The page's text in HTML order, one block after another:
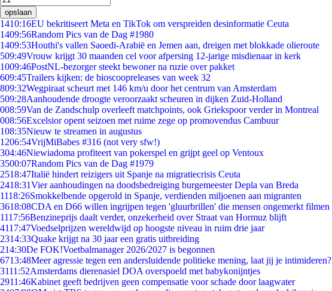
opslaan
1410:16EU bekritiseert Meta en TikTok om verspreiden desinformatie Ceuta
1409:56Random Pics van de Dag #1980
1409:53Houthi's vallen Saoedi-Arabië en Jemen aan, dreigen met blokkade olieroute
509:49Vrouw krijgt 30 maanden cel voor afpersing 12-jarige misdienaar in kerk
1009:46PostNL-bezorger steekt bewoner na ruzie over pakket
609:45Trailers kijken: de bioscoopreleases van week 32
809:32Wegpiraat scheurt met 146 km/u door het centrum van Amsterdam
509:28Aanhoudende droogte veroorzaakt scheuren in dijken Zuid-Holland
008:59Van de Zandschulp overleeft matchpoints, ook Griekspoor verder in Montreal
008:56Excelsior opent seizoen met ruime zege op promovendus Cambuur
108:35Nieuw te streamen in augustus
1206:54VrijMiBabes #316 (not very sfw!)
304:46Niewiadoma profiteert van pokerspel en grijpt geel op Ventoux
3500:07Random Pics van de Dag #1979
2518:47Italië hindert reizigers uit Spanje na migratiecrisis Ceuta
2418:31Vier aanhoudingen na doodsbedreiging burgemeester Depla van Breda
1118:26Smokkelbende opgerold in Spanje, verdienden miljoenen aan migranten
3618:08CDA en D66 willen ingrijpen tegen 'gluurbrillen' die mensen ongemerkt filmen
1117:56Benzineprijs daalt verder, onzekerheid over Straat van Hormuz blijft
4117:47Voedselprijzen wereldwijd op hoogste niveau in ruim drie jaar
2314:33Quake krijgt na 30 jaar een gratis uitbreiding
214:30De FOK!Voetbalmanager 2026/2027 is begonnen
6713:48Meer agressie tegen een andersluidende politieke mening, laat jij je intimideren?
3111:52Amsterdams dierenasiel DOA overspoeld met babykonijntjes
2911:46Kabinet geeft bedrijven geen compensatie voor schade door laagwater